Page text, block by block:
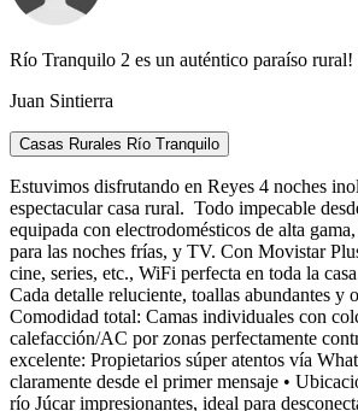
Río Tranquilo 2 es un auténtico paraíso rural!
Juan Sintierra
Casas Rurales Río Tranquilo
Estuvimos disfrutando en Reyes 4 noches
espectacular casa rural. Todo impecable
equipada con electrodomésticos de alta
para las noches frías, y TV. Con Movistar
cine, series, etc., WiFi perfecta en toda la
Cada detalle reluciente, toallas abundantes y
Comodidad total: Camas individuales con
calefacción/AC por zonas perfectamente
excelente: Propietarios súper atentos vía
claramente desde el primer mensaje •
río Júcar impresionantes, ideal para